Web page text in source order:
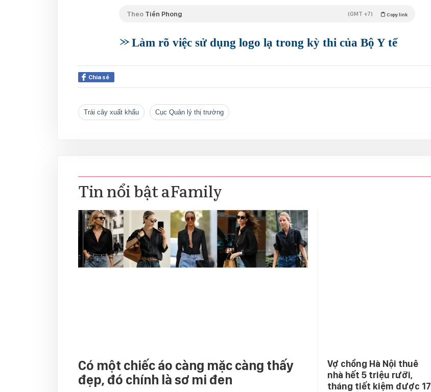
Theo Tiền Phong Copy link
(GMT +7)
Làm rõ việc sử dụng logo lạ trong kỳ thi của Bộ Y tế
Chia sẻ
trái cây xuất khẩu Cục Quản lý thị trường
Tin nổi bật aFamily
Có một chiếc áo càng mặc càng thấy
đẹp, đó chính là sơ mi đen
Vợ chồng Hà Nội thuê
nhà hết 5 triệu rưỡi,
tháng tiết kiệm được 17